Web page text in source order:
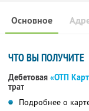
Основное
ЧТО ВЫ ПОЛУЧИТЕ
Дебетовая «ОТП
трат
Подробнее о